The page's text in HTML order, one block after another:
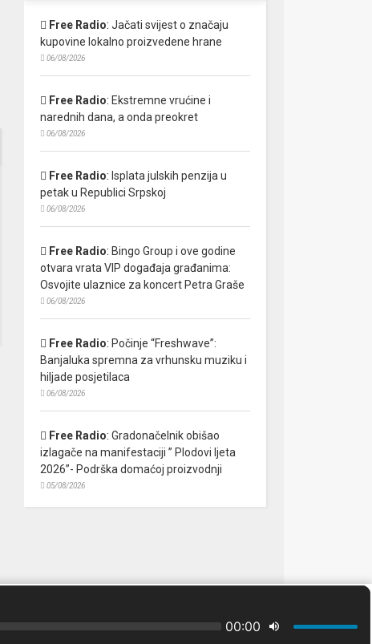
Free Radio: Jačati svijest o značaju
kupovine lokalno proizvedene hrane
06/08/2026
Free Radio: Ekstremne vrućine i
narednih dana, a onda preokret
06/08/2026
Free Radio: Isplata julskih penzija u
petak u Republici Srpskoj
06/08/2026
Free Radio: Bingo Group i ove godine
otvara vrata VIP događaja građanima:
Osvojite ulaznice za koncert Petra Graše
06/08/2026
Free Radio: Počinje “Freshwave”:
Banjaluka spremna za vrhunsku muziku i
hiljade posjetilaca
06/08/2026
Free Radio: Gradonačelnik obišao
izlagače na manifestaciji ” Plodovi ljeta
2026”- Podrška domaćoj proizvodnji
05/08/2026